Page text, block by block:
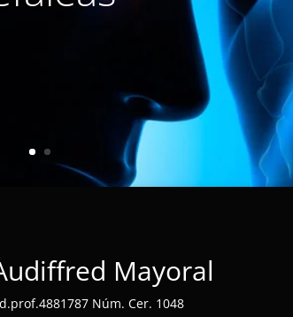
Mayoral
Núm. Cer. 1048